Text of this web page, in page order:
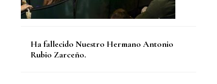
Ha fallecido Nuestro Hermano Antonio
Rubio Zarceño.